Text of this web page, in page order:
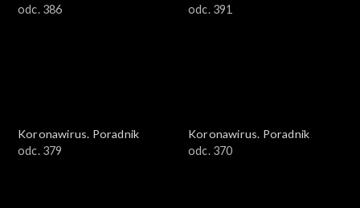
odc. 386
odc. 391
Koronawirus. Poradnik
odc. 379
Koronawirus. Poradnik
odc. 370